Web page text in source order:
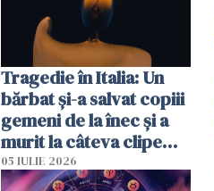
Tragedie în Italia: Un
bărbat și-a salvat copiii
gemeni de la înec și a
murit la câteva clipe
după ce i-a adus la mal
05 IULIE 2026